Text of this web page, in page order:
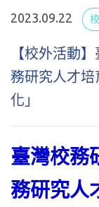
2023.09.22
【校外活動
務研究人才
化」
臺灣校務
務研究人